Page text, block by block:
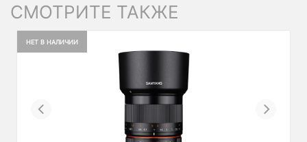
СМОТРИТЕ ТАКЖЕ
НЕТ В НАЛИЧИИ
Previous Next